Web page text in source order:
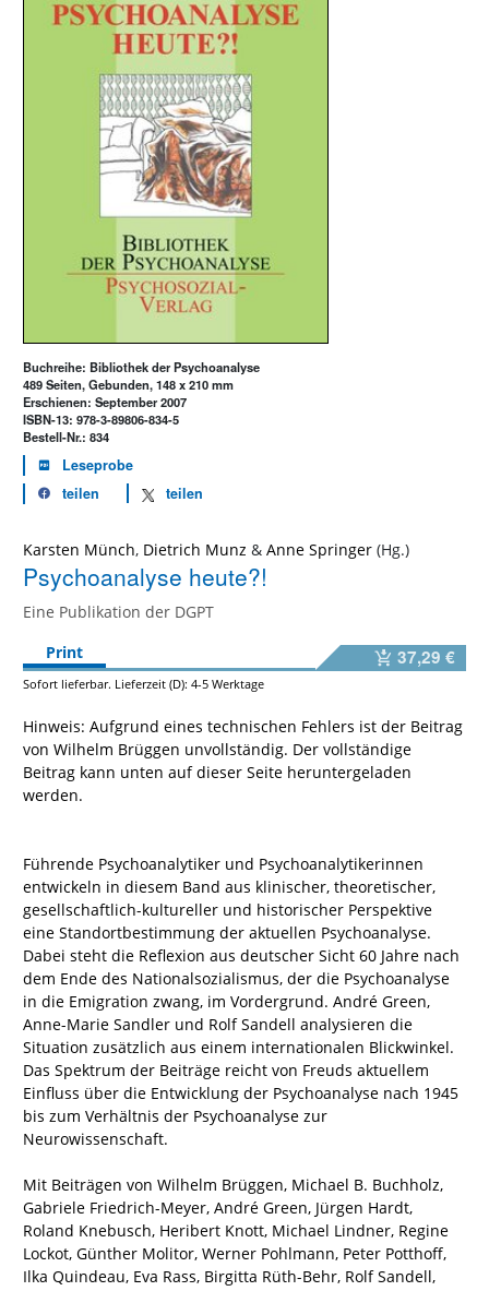
Buchreihe: Bibliothek der Psychoanalyse
489 Seiten, Gebunden, 148 x 210 mm
Erschienen: September 2007
ISBN-13: 978-3-89806-834-5
Bestell-Nr.: 834
Leseprobe
teilen
teilen
Karsten Münch, Dietrich Munz & Anne Springer
Psychoanalyse heute?!
Eine Publikation der DGPT
Print
37,29 €
Sofort lieferbar. Lieferzeit (D): 4-5 Werktage
Hinweis: Aufgrund eines technischen Fehlers ist der Beitrag
von Wilhelm Brüggen unvollständig. Der vollständige
Beitrag kann unten auf dieser Seite heruntergeladen
werden.
Führende Psychoanalytiker und Psychoanalytikerinnen
entwickeln in diesem Band aus klinischer, theoretischer,
gesellschaftlich-kultureller und historischer Perspektive
eine Standortbestimmung der aktuellen Psychoanalyse.
Dabei steht die Reflexion aus deutscher Sicht 60 Jahre nach
dem Ende des Nationalsozialismus, der die Psychoanalyse
in die Emigration zwang, im Vordergrund. André Green,
Anne-Marie Sandler und Rolf Sandell analysieren die
Situation zusätzlich aus einem internationalen Blickwinkel.
Das Spektrum der Beiträge reicht von Freuds aktuellem
Einfluss über die Entwicklung der Psychoanalyse nach 1945
bis zum Verhältnis der Psychoanalyse zur
Neurowissenschaft.
Mit Beiträgen von Wilhelm Brüggen, Michael B. Buchholz,
Gabriele Friedrich-Meyer, André Green, Jürgen Hardt,
Roland Knebusch, Heribert Knott, Michael Lindner, Regine
Lockot, Günther Molitor, Werner Pohlmann, Peter Potthoff,
Ilka Quindeau, Eva Rass, Birgitta Rüth-Behr, Rolf Sandell,